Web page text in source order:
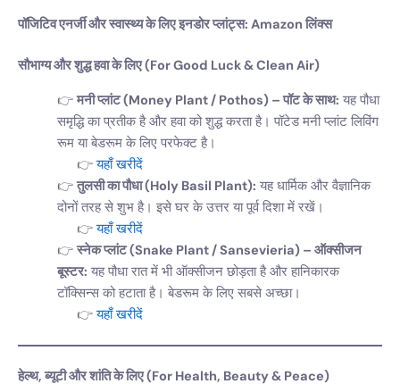
पॉजिटिव एनर्जी और स्वास्थ्य के लिए इनडोर प्लांट्स: Amazon लिंक्स
सौभाग्य और शुद्ध हवा के लिए (For Good Luck & Clean Air)
मनी प्लांट (Money Plant / Pothos) – पॉट के साथ: यह पौधा
समृद्धि का प्रतीक है और हवा को शुद्ध करता है। पॉटेड मनी प्लांट लिविंग
रूम या बेडरूम के लिए परफेक्ट है।
यहाँ खरीदें
तुलसी का पौधा (Holy Basil Plant): यह धार्मिक और वैज्ञानिक
दोनों तरह से शुभ है। इसे घर के उत्तर या पूर्व दिशा में रखें।
यहाँ खरीदें
स्नेक प्लांट (Snake Plant / Sansevieria) – ऑक्सीजन
बूस्टर: यह पौधा रात में भी ऑक्सीजन छोड़ता है और हानिकारक
टॉक्सिन्स को हटाता है। बेडरूम के लिए सबसे अच्छा।
यहाँ खरीदें
हेल्थ, ब्यूटी और शांति के लिए (For Health, Beauty & Peace)